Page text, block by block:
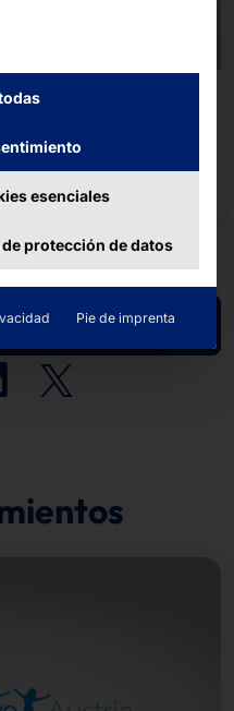
DOBLE?
esenciales
protección de datos
Pie de imprenta